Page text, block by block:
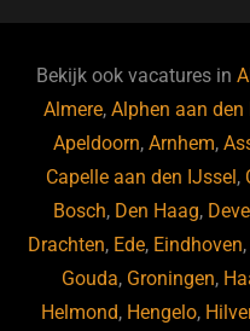
b
o
o
k
ky dI
n
Bekijk ook vacatures in
Almere,Alphen aan den
Apeldoorn,Arnhem,
Capelle aan den IJssel,
Bosch, Den Haag,
Drachten, Ede, Eindhoven,
Gouda, Groningen,
Helmond, Hengelo,